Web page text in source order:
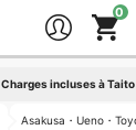
Charges incluses à Taito
Asakusa・Ueno・